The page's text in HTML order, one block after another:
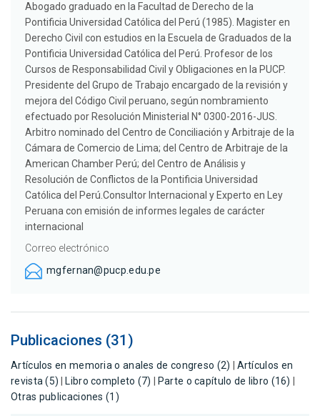
Abogado graduado en la Facultad de Derecho de la
Pontificia Universidad Católica del Perú (1985). Magister en
Derecho Civil con estudios en la Escuela de Graduados de la
Pontificia Universidad Católica del Perú. Profesor de los
Cursos de Responsabilidad Civil y Obligaciones en la PUCP.
Presidente del Grupo de Trabajo encargado de la revisión y
mejora del Código Civil peruano, según nombramiento
efectuado por Resolución Ministerial N° 0300-2016-JUS.
Arbitro nominado del Centro de Conciliación y Arbitraje de la
Cámara de Comercio de Lima; del Centro de Arbitraje de la
American Chamber Perú; del Centro de Análisis y
Resolución de Conflictos de la Pontificia Universidad
Católica del Perú.Consultor Internacional y Experto en Ley
Peruana con emisión de informes legales de carácter
internacional
Correo electrónico
mgfernan@pucp.edu.pe
Publicaciones (31)
Artículos en memoria o anales de congreso (2)
Artículos en
revista (5)
Libro completo (7) Parte o capítulo de libro (16)
Otras publicaciones (1)